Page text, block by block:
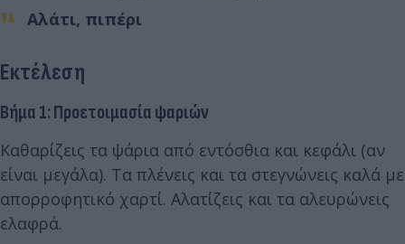
Αλάτι, πιπέρι
Εκτέλεση
Βήμα 1: Προετοιμασία ψαριών
Καθαρίζεις τα ψάρια από εντόσθια και κεφάλι (αν
είναι μεγάλα). Τα πλένεις και τα στεγνώνεις καλά με
απορροφητικό χαρτί. Αλατίζεις και τα αλευρώνεις
ελαφρά.